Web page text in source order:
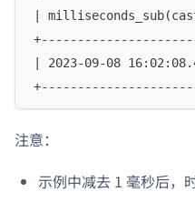
|
| 2023-09-08
注意：
示例中减去 1 毫秒后，